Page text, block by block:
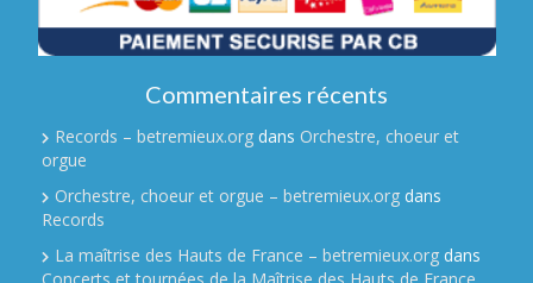
Commentaires récents
Records – betremieux.org dans Orchestre, choeur et
orgue
Orchestre, choeur et orgue – betremieux.org dans
Records
La maîtrise des Hauts de France – betremieux.org dans
Concerts et tournées de la Maîtrise des Hauts de France